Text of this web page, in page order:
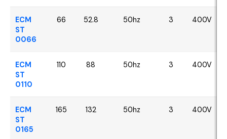
ECM
ST
0066
66 52.8 50hz 3 400V
ECM
ST
0110
110 88 50hz 3 400V
ECM
ST
0165
165 132 50hz 3 400V